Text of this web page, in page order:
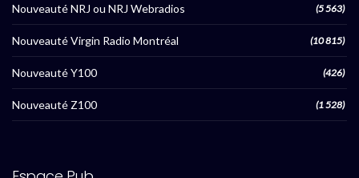
Nouveauté NRJ ou NRJ Webradios (5 563)
Nouveauté Virgin Radio Montréal (10 815)
Nouveauté Y100 (426)
Nouveauté Z100 (1 528)